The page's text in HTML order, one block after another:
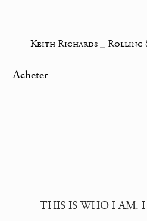
Keith Richards_ Rolling
Acheter
THIS IS WHO I AM.